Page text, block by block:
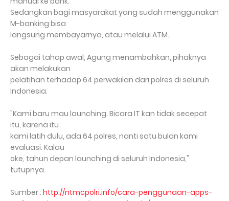
Sedangkan bagi masyarakat yang sudah menggunakan
M-banking bisa
langsung membayarnya, atau melalui ATM.
Sebagai tahap awal, Agung menambahkan, pihaknya
akan melakukan
pelatihan terhadap 64 perwakilan dari polres di seluruh
Indonesia.
"Kami baru mau launching. Bicara IT kan tidak secepat
itu, karena itu
kami latih dulu, ada 64 polres, nanti satu bulan kami
evaluasi. Kalau
oke, tahun depan launching di seluruh Indonesia,"
tutupnya.
Sumber : http://ntmcpolri.info/cara-penggunaan-apps-